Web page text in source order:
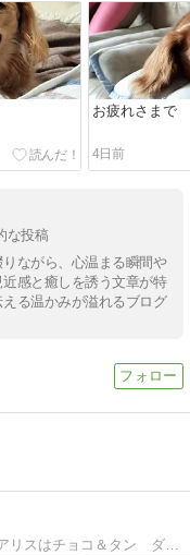
お疲れさまで
4日前
な投稿
ながら、心温まる瞬間や
感と癒しを誘う文章が特
る温かみが溢れるブログ
アリス（Mダックス）との平凡な毎日アリスはチョコ＆タン ダップルの２歳になったばかりの女の子です。